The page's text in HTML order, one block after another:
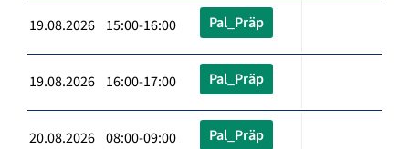
19.08.2026 15:00-16:00 Pal_Präp
19.08.2026 16:00-17:00 Pal_Präp
20.08.2026 08:00-09:00 Pal_Präp